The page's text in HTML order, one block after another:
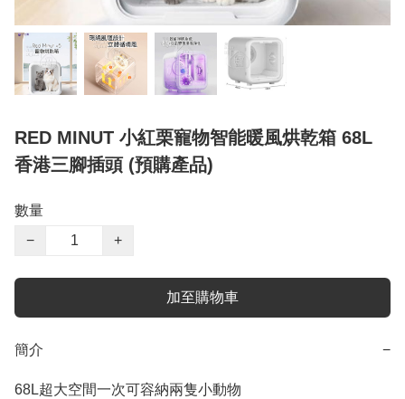
RED MINUT 小紅栗寵物智能暖風烘乾箱 68L
香港三腳插頭 (預購產品)
數量
−
+
加至購物車
簡介 −
68L超大空間一次可容納兩隻小動物